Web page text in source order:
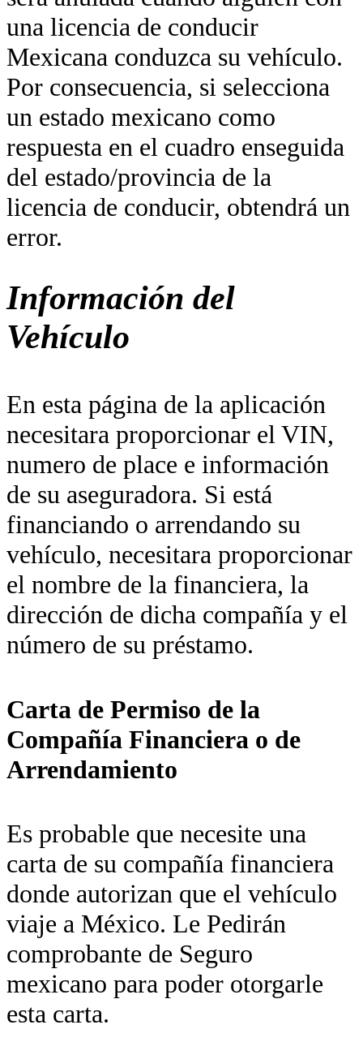
una licencia de conducir
Mexicana conduzca su vehículo.
Por consecuencia, si selecciona
un estado mexicano como
respuesta en el cuadro enseguida
del estado/provincia de la
licencia de conducir, obtendrá un
error.
Información del
Vehículo
En esta página de la aplicación
necesitara proporcionar el VIN,
numero de place e información
de su aseguradora. Si está
financiando o arrendando su
vehículo, necesitara proporcionar
el nombre de la financiera, la
dirección de dicha compañía y el
número de su préstamo.
Carta de Permiso de la
Compañía Financiera o de
Arrendamiento
Es probable que necesite una
carta de su compañía financiera
donde autorizan que el vehículo
viaje a México. Le Pedirán
comprobante de Seguro
mexicano para poder otorgarle
esta carta.